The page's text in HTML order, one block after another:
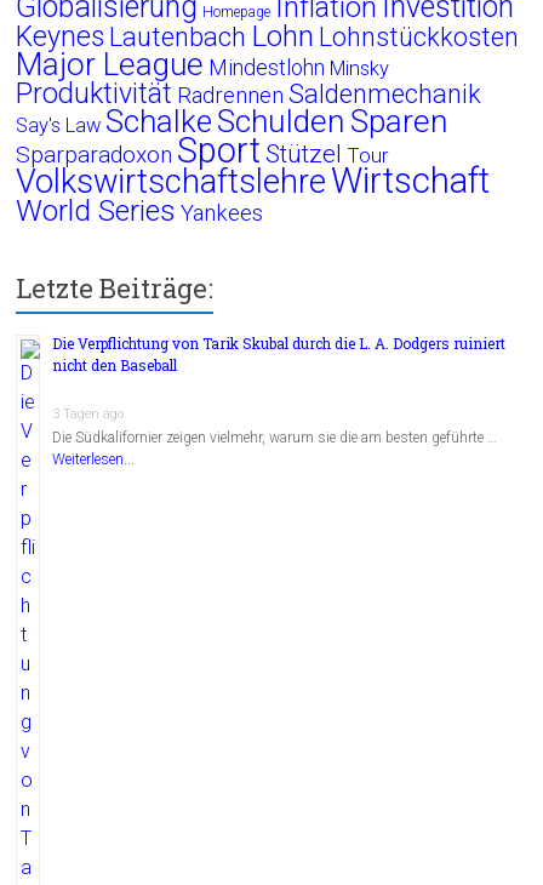
Homepage
Keynes Lautenbach Lohn Lohnstückkosten
Major League Mindestlohn Minsky
Produktivität Radrennen Saldenmechanik
Say's Law Schalke Schulden Sparen
Sparparadoxon Sport Stützel Tour
VolkswirtschaftslehreWirtschaft
World Series Yankees
Letzte Beiträge:
Die Verpflichtung von Tarik Skubal durch die L. A. Dodgers ruiniert
nicht den Baseball
3 Tagen ago
Die Südkalifornier zeigen vielmehr, warum sie die am besten geführte …
Weiterlesen...